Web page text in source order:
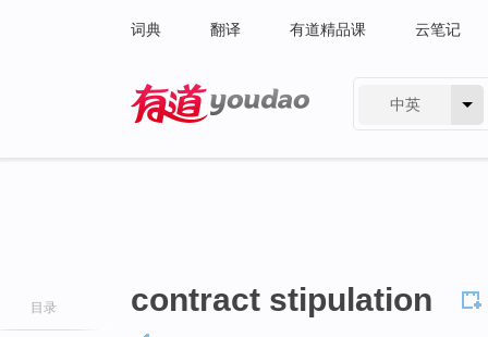
词典 翻译 有道精品课 云笔记
中英
目录 contract stipulation